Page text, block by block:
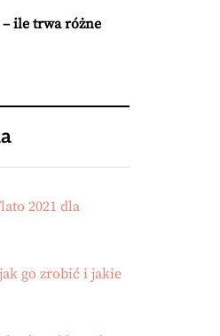
ile trwa różne
2021 dla
go zrobić i jakie